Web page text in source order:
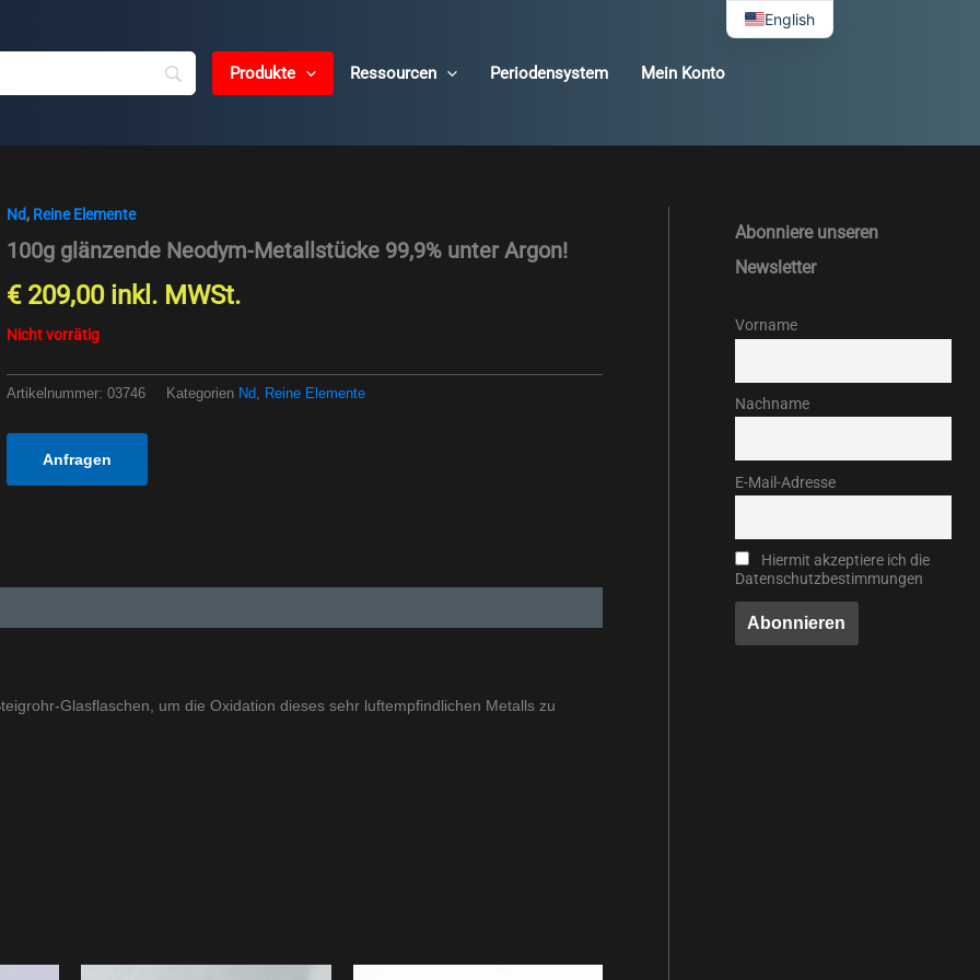
Produkte Ressourcen Periodensystem Mein Konto
Nd, Reine Elemente
100g glänzende Neodym-Metallstücke 99,9% unter Argon!
€209,00 inkl. MWSt.
Nicht vorrätig
Artikelnummer: 03746 Kategorien Nd Reine Elemente
Anfragen
Glasflaschen, um die Oxidation dieses sehr luftempfindlichen Metalls zu
Abonniere unseren
Newsletter
Vorname
Nachname
E-Mail-Adresse
Hiermit akzeptiere ich die
Datenschutzbestimmungen
English